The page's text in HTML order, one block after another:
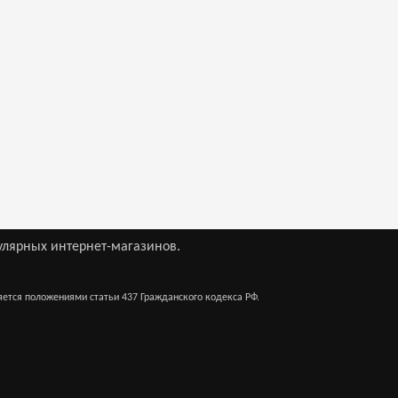
интернет-магазинов.
положениями статьи 437 Гражданского кодекса РФ.